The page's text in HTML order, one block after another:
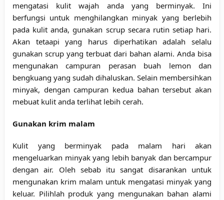
mengatasi kulit wajah anda yang berminyak. Ini
berfungsi untuk menghilangkan minyak yang berlebih
pada kulit anda, gunakan scrup secara rutin setiap hari.
Akan tetaapi yang harus diperhatikan adalah selalu
gunakan scrup yang terbuat dari bahan alami. Anda bisa
mengunakan campuran perasan buah lemon dan
bengkuang yang sudah dihaluskan. Selain membersihkan
minyak, dengan campuran kedua bahan tersebut akan
mebuat kulit anda terlihat lebih cerah.
Gunakan krim malam
Kulit yang berminyak pada malam hari akan
mengeluarkan minyak yang lebih banyak dan bercampur
dengan air. Oleh sebab itu sangat disarankan untuk
mengunakan krim malam untuk mengatasi minyak yang
keluar. Pilihlah produk yang mengunakan bahan alami